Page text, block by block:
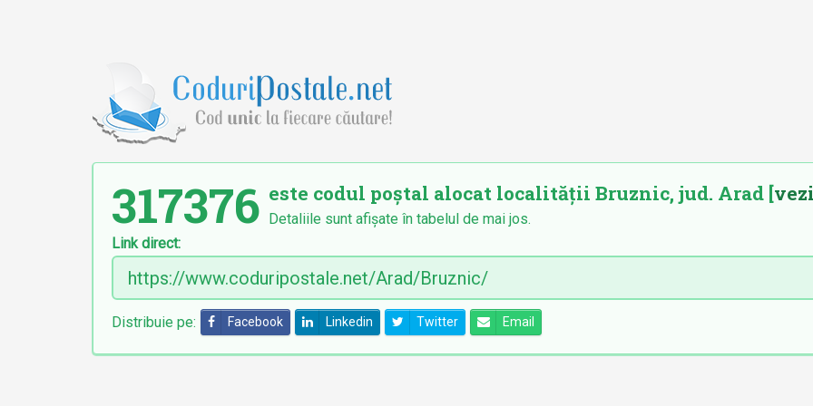
317376 este codul poștal alocat localității Bruznic, jud. Arad [
Detaliile sunt afișate în tabelul de mai jos.
Link direct:
Distribuie pe: Facebook Linkedin Twitter Email